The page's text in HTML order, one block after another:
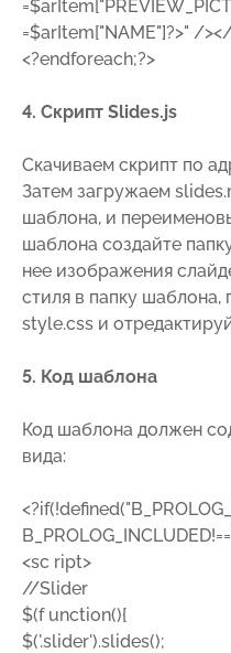
=$arItem["NAME"]?>" /
<?endforeach;?>
4. Скрипт Slides.js
Скачиваем скрипт по
Затем загружаем
шаблона, и
шаблона создайте
нее изображения
стиля в папку
style.css и
5. Код шаблона
Код шаблона должен
вида:
<sc ript>
//Slider
$(f unction(){
$('.slider').slides();